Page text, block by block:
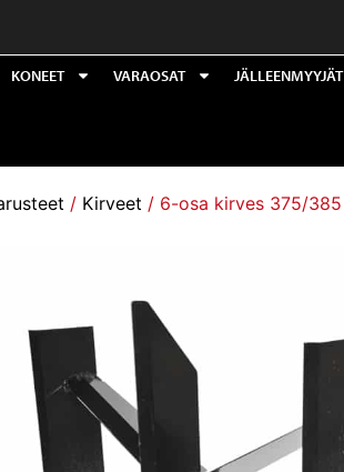
KONEET VARAOSAT JÄLLEENMYYJÄT
/ Kirveet / 6-osa kirves 375/385